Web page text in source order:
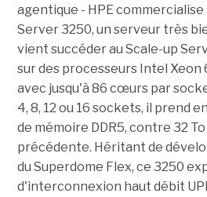
agentique - HPE
Server 3250, un serveur très
vient succéder au Scale-up
sur des processeurs Intel Xeon
avec jusqu'à 86 cœurs par
4, 8, 12 ou 16 sockets, il prend
de mémoire DDR5, contre 32
précédente. Héritant de
du Superdome Flex, ce 3250
d'interconnexion haut débit